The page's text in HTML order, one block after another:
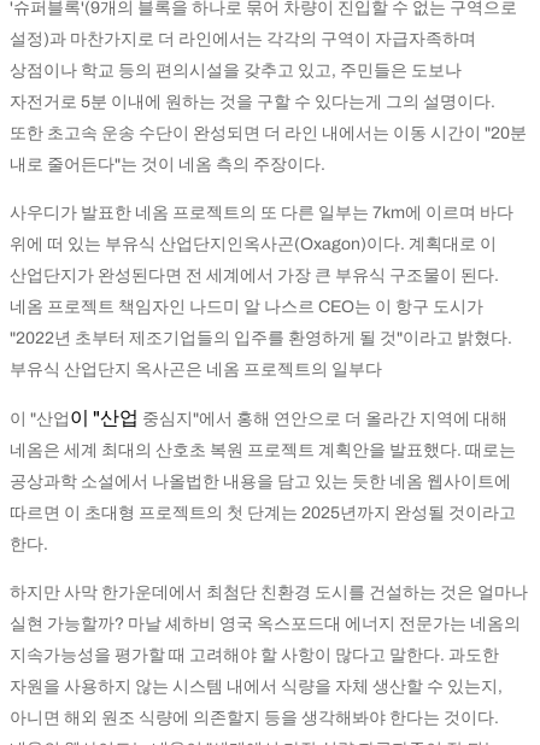
'슈퍼블록'(9개의 블록을 하나로 묶어 차량이 진입할 수 없는 구역으로
설정)과 마찬가지로 더 라인에서는 각각의 구역이 자급자족하며
상점이나 학교 등의 편의시설을 갖추고 있고, 주민들은 도보나
자전거로 5분 이내에 원하는 것을 구할 수 있다는게 그의 설명이다.
또한 초고속 운송 수단이 완성되면 더 라인 내에서는 이동 시간이 "20분
내로 줄어든다"는 것이 네옴 측의 주장이다.
사우디가 발표한 네옴 프로젝트의 또 다른 일부는 7km에 이르며 바다
위에 떠 있는 부유식 산업단지인옥사곤(Oxagon)이다. 계획대로 이
산업단지가 완성된다면 전 세계에서 가장 큰 부유식 구조물이 된다.
네옴 프로젝트 책임자인 나드미 알 나스르 CEO는 이 항구 도시가
"2022년 초부터 제조기업들의 입주를 환영하게 될 것"이라고 밝혔다.
부유식 산업단지 옥사곤은 네옴 프로젝트의 일부다
이 "산업 이 "산업 중심지"에서 홍해 연안으로 더 올라간 지역에 대해
네옴은 세계 최대의 산호초 복원 프로젝트 계획안을 발표했다. 때로는
공상과학 소설에서 나올법한 내용을 담고 있는 듯한 네옴 웹사이트에
따르면 이 초대형 프로젝트의 첫 단계는 2025년까지 완성될 것이라고
한다.
하지만 사막 한가운데에서 최첨단 친환경 도시를 건설하는 것은 얼마나
실현 가능할까? 마날 셰하비 영국 옥스포드대 에너지 전문가는 네옴의
지속가능성을 평가할 때 고려해야 할 사항이 많다고 말한다. 과도한
자원을 사용하지 않는 시스템 내에서 식량을 자체 생산할 수 있는지,
아니면 해외 원조 식량에 의존할지 등을 생각해봐야 한다는 것이다.